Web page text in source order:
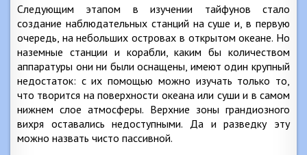
Следующим этапом в изучении тайфунов стало
создание наблюдательных станций на суше и, в первую
очередь, на небольших островах в открытом океане. Но
наземные станции и корабли, каким бы количеством
аппаратуры они ни были оснащены, имеют один крупный
недостаток: с их помощью можно изучать только то,
что творится на поверхности океана или суши и в самом
нижнем слое атмосферы. Верхние зоны грандиозного
вихря оставались недоступными. Да и разведку эту
можно назвать чисто пассивной.